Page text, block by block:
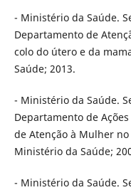
- Ministério da Saúde.
Departamento de
colo do útero e da
Saúde; 2013.
- Ministério da Saúde.
Departamento de
de Atenção à Mulher
Ministério da Saúde;
- Ministério da Saúde.